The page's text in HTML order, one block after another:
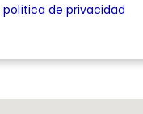
política de privacidad